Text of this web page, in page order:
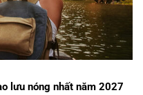
lưu nóng nhất năm 2027